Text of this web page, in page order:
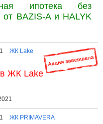
ипотека без
от BAZIS-A и HALYK
ЖК Lake
ЖК Lake
ЖК PRIMAVERA